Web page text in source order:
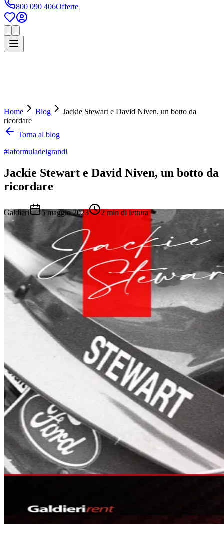
800 090 406Offerte
Home Blog
Jackie Stewart e David Niven, un botto da
ricordare
Torna al blog
#laformuladeigrandi
Jackie Stewart e David Niven, un botto da
ricordare
Galdieri 5 maggio 2023 2 min di lettura